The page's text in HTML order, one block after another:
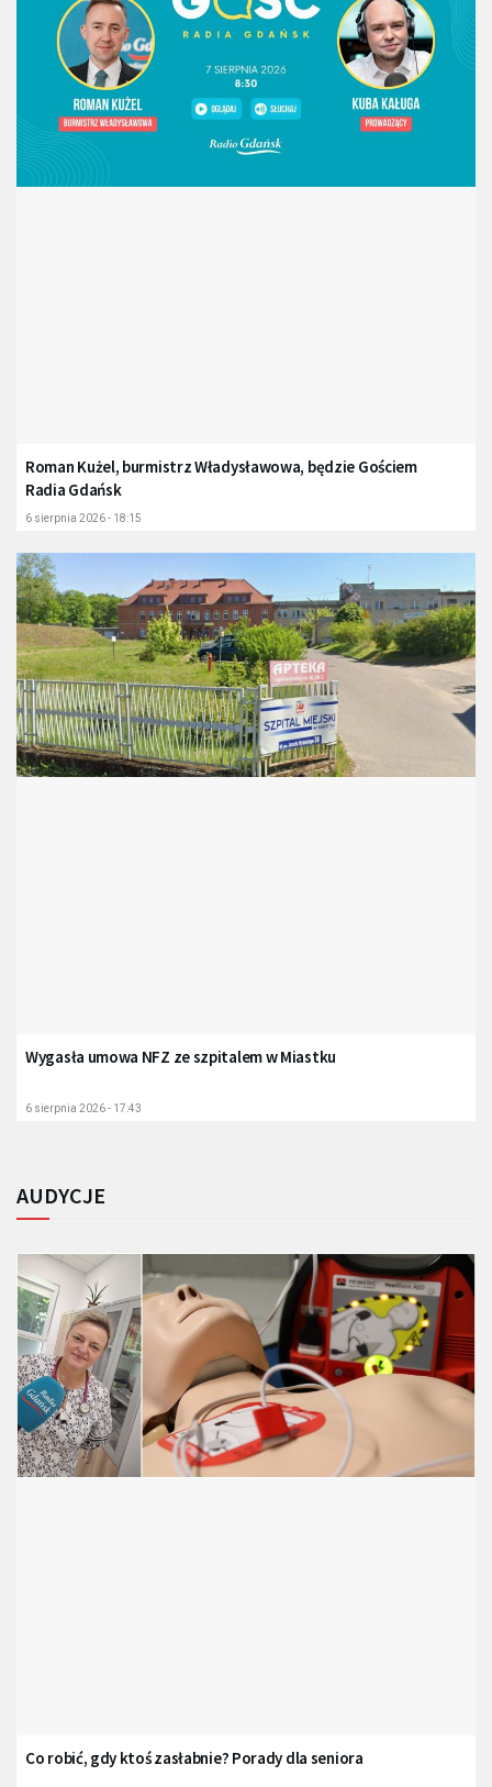
Roman Kużel, burmistrz Władysławowa, będzie Gościem
Radia Gdańsk
6 sierpnia 2026 - 18:15
Wygasła umowa NFZ ze szpitalem w Miastku
6 sierpnia 2026 - 17:43
AUDYCJE
Co robić, gdy ktoś zasłabnie? Porady dla seniora